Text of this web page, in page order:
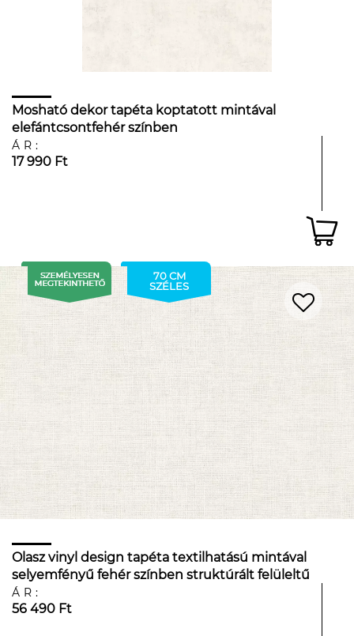
Mosható dekor tapéta koptatott mintával
elefántcsontfehér színben
ÁR:
17 990 Ft
70 CM
SZÉLES
Olasz vinyl design tapéta textilhatású mintával
selyemfényű fehér színben struktúrált felüleltű
ÁR:
56 490 Ft